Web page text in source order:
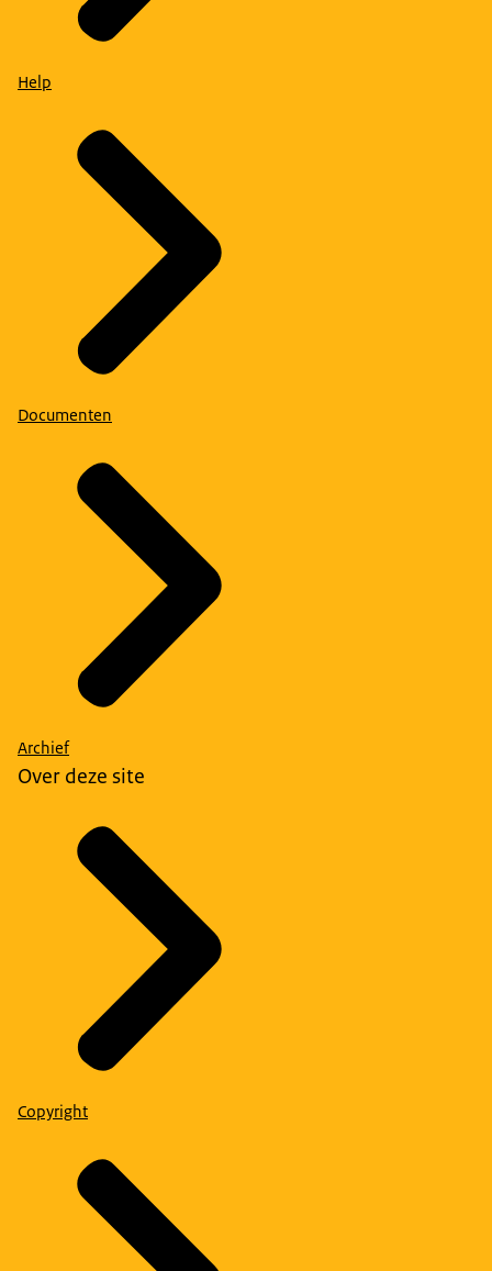
Help
Documenten
Archief
Over deze site
Copyright